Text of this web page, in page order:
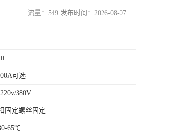
流量：549 发布时间：2026-08-07
可选
380V
固定螺丝固定
65℃